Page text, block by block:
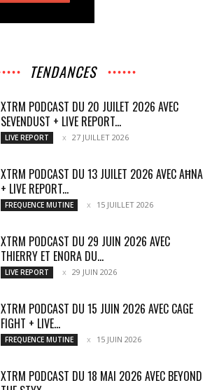
TENDANCES
XTRM PODCAST DU 20 JUILET 2026 AVEC
SEVENDUST + LIVE REPORT...
LIVE REPORT 27 JUILLET 2026
XTRM PODCAST DU 13 JUILET 2026 AVEC AĦNA
+ LIVE REPORT...
FREQUENCE MUTINE 15 JUILLET 2026
XTRM PODCAST DU 29 JUIN 2026 AVEC
THIERRY ET ENORA DU...
LIVE REPORT 29 JUIN 2026
XTRM PODCAST DU 15 JUIN 2026 AVEC CAGE
FIGHT + LIVE...
FREQUENCE MUTINE 15 JUIN 2026
XTRM PODCAST DU 18 MAI 2026 AVEC BEYOND